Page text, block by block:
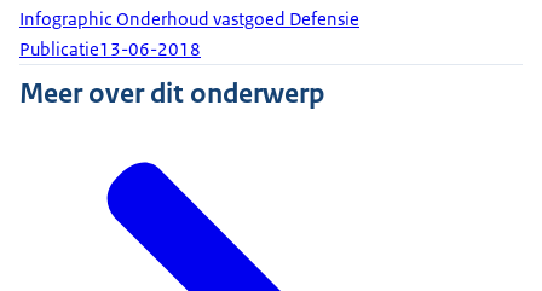
Infographic Onderhoud vastgoed Defensie
Publicatie13-06-2018
Meer over dit onderwerp